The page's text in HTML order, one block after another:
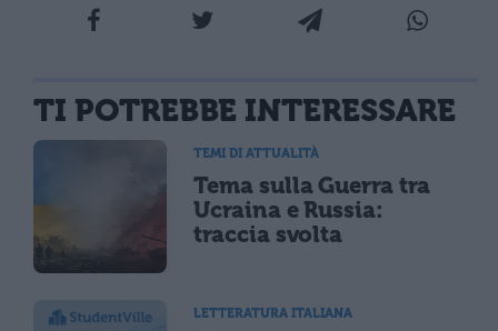
TI POTREBBE INTERESSARE
TEMI DI ATTUALITÀ
Tema sulla Guerra tra
Ucraina e Russia:
traccia svolta
LETTERATURA ITALIANA